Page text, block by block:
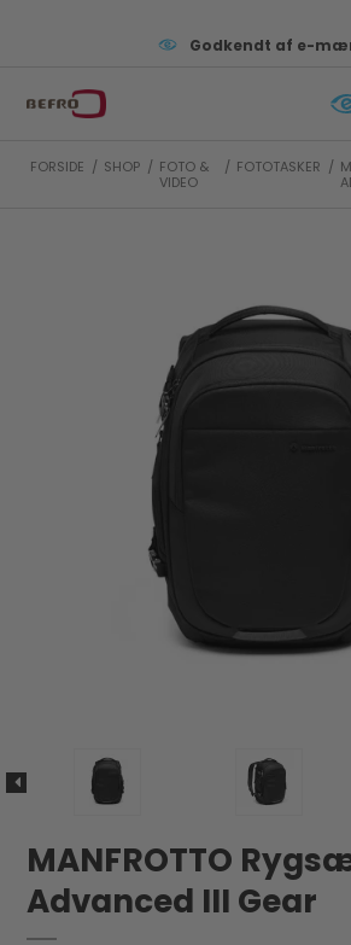
Godkendt af e-
FORSIDE / SHOP / FOTO &
VIDEO
/ FOTOTASKER /
MANFROTTO
Advanced III Gear